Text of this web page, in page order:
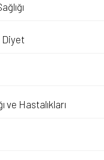
Diyet
ve Hastalıkları